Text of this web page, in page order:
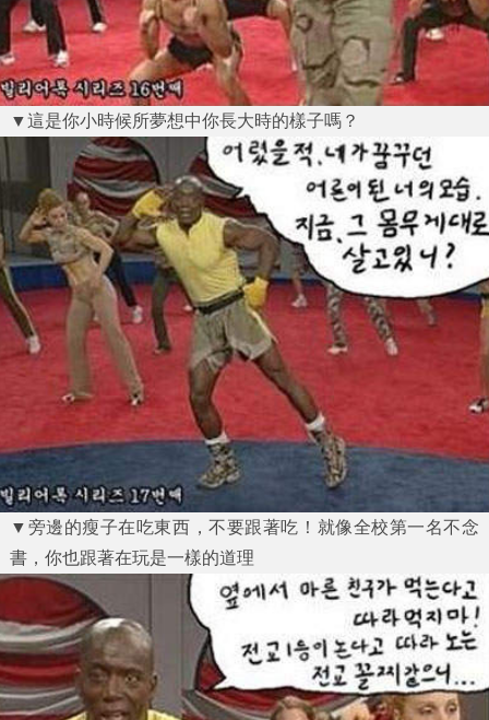
▼這是你小時候所夢想中你長大時的樣子嗎？
▼旁邊的瘦子在吃東西，不要跟著吃！就像全校第一名不念
書，你也跟著在玩是一樣的道理